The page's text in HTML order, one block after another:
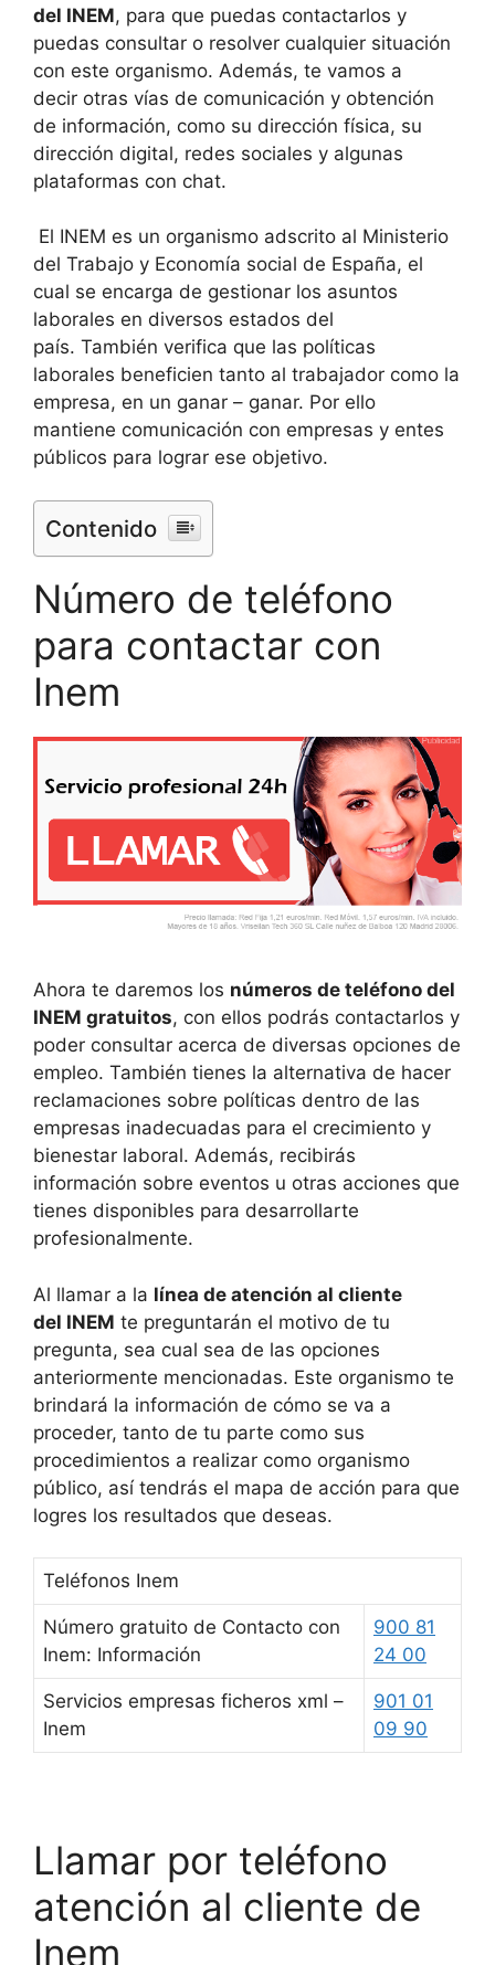
del INEM, para que puedas contactarlos y
puedas consultar o resolver cualquier situación
con este organismo. Además, te vamos a
decir otras vías de comunicación y obtención
de información, como su dirección física, su
dirección digital, redes sociales y algunas
plataformas con chat.
El INEM es un organismo adscrito al Ministerio
del Trabajo y Economía social de España, el
cual se encarga de gestionar los asuntos
laborales en diversos estados del
país. También verifica que las políticas
laborales beneficien tanto al trabajador como la
empresa, en un ganar – ganar. Por ello
mantiene comunicación con empresas y entes
públicos para lograr ese objetivo.
Contenido
Número de teléfono
para contactar con
Inem
Ahora te daremos los números de teléfono del
INEM gratuitos, con ellos podrás contactarlos y
poder consultar acerca de diversas opciones de
empleo. También tienes la alternativa de hacer
reclamaciones sobre políticas dentro de las
empresas inadecuadas para el crecimiento y
bienestar laboral. Además, recibirás
información sobre eventos u otras acciones que
tienes disponibles para desarrollarte
profesionalmente.
Al llamar a la línea de atención al cliente
del INEM te preguntarán el motivo de tu
pregunta, sea cual sea de las opciones
anteriormente mencionadas. Este organismo te
brindará la información de cómo se va a
proceder, tanto de tu parte como sus
procedimientos a realizar como organismo
público, así tendrás el mapa de acción para que
logres los resultados que deseas.
Teléfonos Inem
Número gratuito de Contacto con
Inem: Información
900 81
24 00
Servicios empresas ficheros xml –
Inem
901 01
09 90
Llamar por teléfono
atención al cliente de
Inem